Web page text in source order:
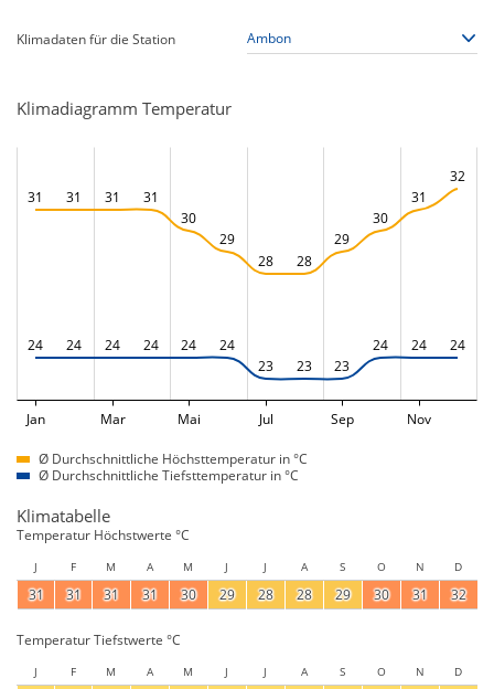
Klimadaten für die Station
Klimadiagramm Temperatur
31 31 31
31
30
29
28
28
29
30
31
32
24 24 24 24 24
24
23
23 23
24 24 24
Jan Mar Mai Jul Sep Nov
Ø Durchschnittliche Höchsttemperatur in °C
Ø Durchschnittliche Tiefsttemperatur in °C
Klimatabelle
Temperatur Höchstwerte °C
J F M A M J J A S O N D
31 31 31 31 30 29 28 28 29 30 31 32
Temperatur Tiefstwerte °C
J F M A M J J A S O N D